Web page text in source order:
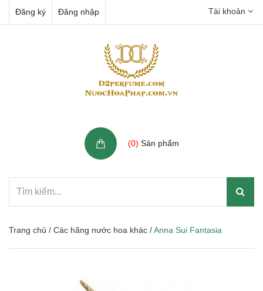
Đăng ký Đăng nhập Tài khoản
(0) Sản phẩm
Trang chủ / Các hãng nước hoa khác /Anna Sui Fantasia